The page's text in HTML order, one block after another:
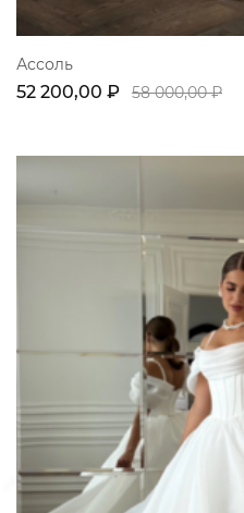
Ассоль
52 200,00 ₽ 58 000,00 ₽